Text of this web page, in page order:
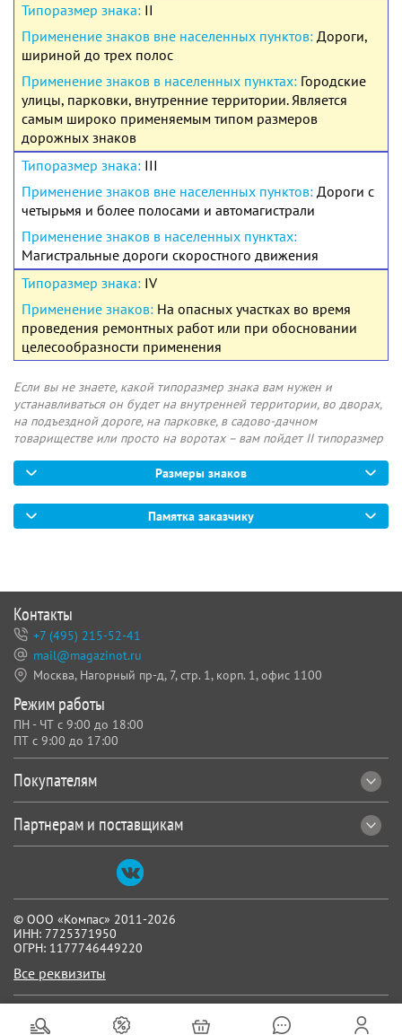
II
Дороги,
шириной до трех полос
Городские
улицы, парковки, внутренние территории. Является
самым широко применяемым типом размеров
дорожных знаков
III
Дороги с
четырьмя и более полосами и автомагистрали
Магистральные дороги скоростного движения
IV
На опасных участках во время
проведения ремонтных работ или при обосновании
целесообразности применения
Если вы не знаете, какой типоразмер знака вам нужен и
устанавливаться он будет на внутренней территории, во дворах,
на подъездной дороге, на парковке, в садово-дачном
товариществе или просто на воротах – вам пойдет II типоразмер
Размеры знаков
Памятка заказчику
© ООО «Компас» 2011-2026
ИНН: 7725371950
ОГРН: 1177746449220
Все реквизиты
Покупателям
Партнерам и поставщикам
Контакты
+7 (495) 215-52-41
mail@magazinot.ru
Москва, Нагорный пр-д, 7, стр. 1, корп. 1, офис 1100
Режим работы
ПН - ЧТ с 9:00 до 18:00
ПТ с 9:00 до 17:00